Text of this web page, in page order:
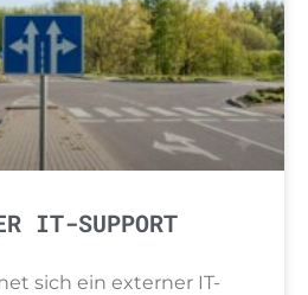
IT-SUPPORT
sich ein externer IT-